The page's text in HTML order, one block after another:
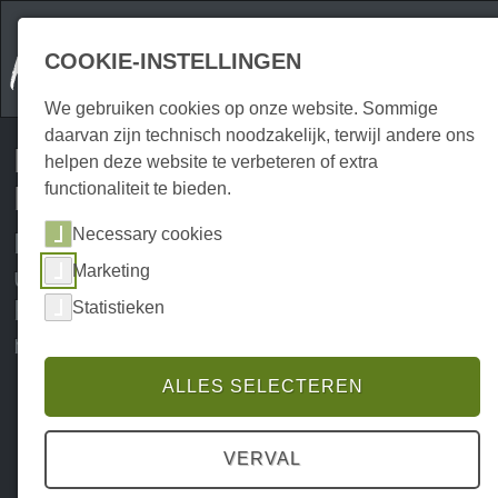
Harzspots geeft u gratis het
Komoot Regio Pack Harz!
Met Harzspots.com en Komoot kunt
u te voet of met de fiets van het
Harzgebergte genieten - digitaal en
met spraakbegeleiding.
COOKIE-INSTELLINGEN
We gebruiken cookies op onze website. Sommige
daarvan zijn technisch noodzakelijk, terwijl andere ons
helpen deze website te verbeteren of extra
functionaliteit te bieden.
Necessary cookies
Marketing
Statistieken
ALLES SELECTEREN
VERVAL